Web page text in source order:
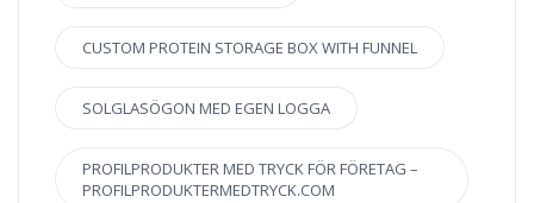
CUSTOM PROTEIN STORAGE BOX WITH FUNNEL
SOLGLASÖGON MED EGEN LOGGA
PROFILPRODUKTER MED TRYCK FÖR FÖRETAG –
PROFILPRODUKTERMEDTRYCK.COM